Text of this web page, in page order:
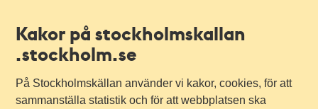
Kakor på stockholmskallan
.stockholm.se
På Stockholmskällan använder vi kakor, cookies, för att
sammanställa statistik och för att webbplatsen ska